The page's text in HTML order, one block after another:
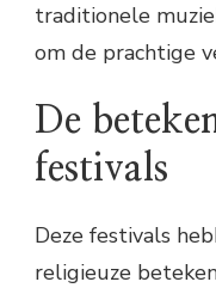
traditionele
om de prachtige
De
festivals
Deze festivals
religieuze